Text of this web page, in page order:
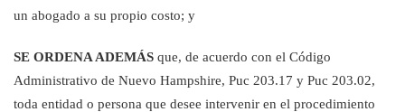
un abogado a su propio costo; y
SE ORDENA ADEMÁS que, de acuerdo con el Código
Administrativo de Nuevo Hampshire, Puc 203.17 y Puc 203.02,
toda entidad o persona que desee intervenir en el procedimiento